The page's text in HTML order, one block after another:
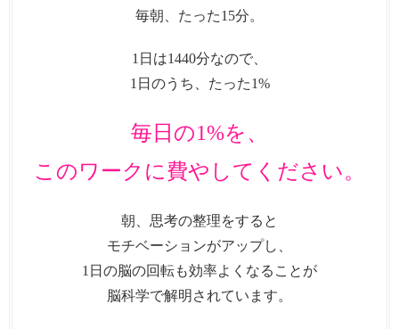
毎朝、たった15分。
1日は1440分なので、
1日のうち、たった1%
毎日の1%を、
このワークに費やしてください。
朝、思考の整理をすると
モチベーションがアップし、
1日の脳の回転も効率よくなることが
脳科学で解明されています。